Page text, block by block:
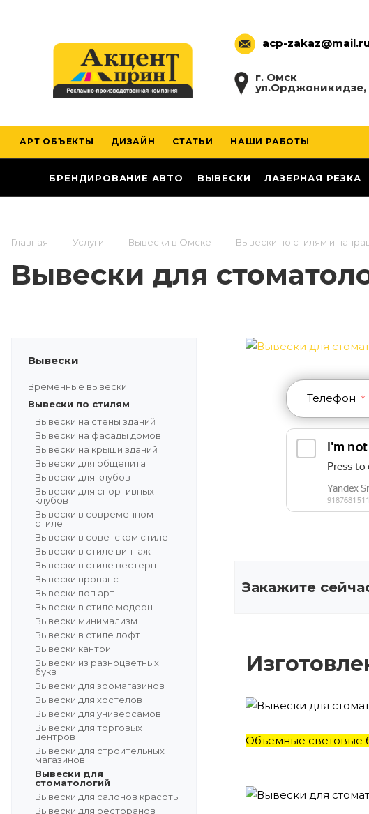
acp-zakaz@mail.ru
г. Омск
ул.Орджоникидзе,
АРТ ОБЪЕКТЫ ДИЗАЙН СТАТЬИ НАШИ РАБОТЫ
БРЕНДИРОВАНИЕ АВТО ВЫВЕСКИ ЛАЗЕРНАЯ РЕЗКА
Главная Услуги Вывески в Омске Вывески по стилям и
Вывески для
Вывески
Временные вывески
Вывески по стилям
Вывески на стены зданий
Вывески на фасады домов
Вывески на крыши зданий
Вывески для общепита
Вывески для клубов
Вывески для спортивных
клубов
Вывески в современном
стиле
Вывески в советском стиле
Вывески в стиле винтаж
Вывески в стиле вестерн
Вывески прованс
Вывески поп арт
Вывески в стиле модерн
Вывески минимализм
Вывески в стиле лофт
Вывески кантри
Вывески из разноцветных
букв
Вывески для зоомагазинов
Вывески для хостелов
Вывески для универсамов
Вывески для торговых
центров
Вывески для строительных
магазинов
Вывески для
стоматологий
Вывески для салонов красоты
Вывески для ресторанов
Телефон *
Закажите
Объёмные световые